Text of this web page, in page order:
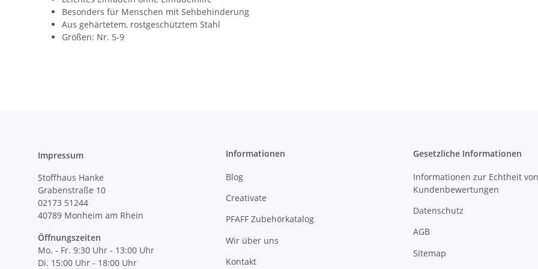
Besonders für Menschen mit Sehbehinderung
Aus gehärtetem, rostgeschütztem Stahl
Größen: Nr. 5-9
Impressum
Stoffhaus Hanke
Grabenstraße 10
02173 51244
40789 Monheim am Rhein
Öffnungszeiten
Mo. - Fr. 9:30 Uhr - 13:00 Uhr
Di. 15:00 Uhr - 18:00 Uhr
Informationen
Blog
Creativate
PFAFF Zubehörkatalog
Wir über uns
Kontakt
Gesetzliche Informationen
Informationen zur Echtheit von
Kundenbewertungen
Datenschutz
AGB
Sitemap